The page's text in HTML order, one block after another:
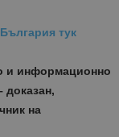
тук
и информационно
доказан,
на